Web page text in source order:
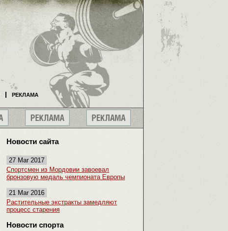
Новости сайта
27 Mar 2017
Спортсмен из Мордовии завоевал
бронзовую медаль чемпионата Европы
21 Mar 2016
Растительные экстракты замедляют
процесс старения
Новости спорта
РЕКЛАМА